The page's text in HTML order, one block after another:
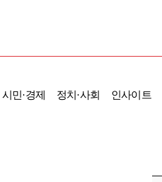
시민·경제 정치·사회 인사이트